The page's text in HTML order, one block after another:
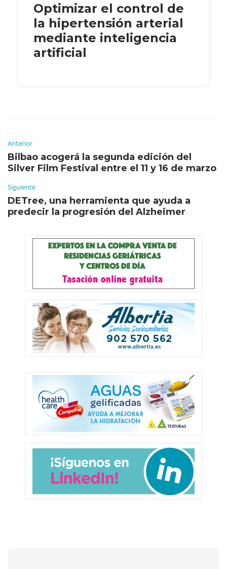
Optimizar el control de
la hipertensión arterial
mediante inteligencia
artificial
Anterior
Bilbao acogerá la segunda edición del
Silver Film Festival entre el 11 y 16 de marzo
Siguiente
DETree, una herramienta que ayuda a
predecir la progresión del Alzheimer